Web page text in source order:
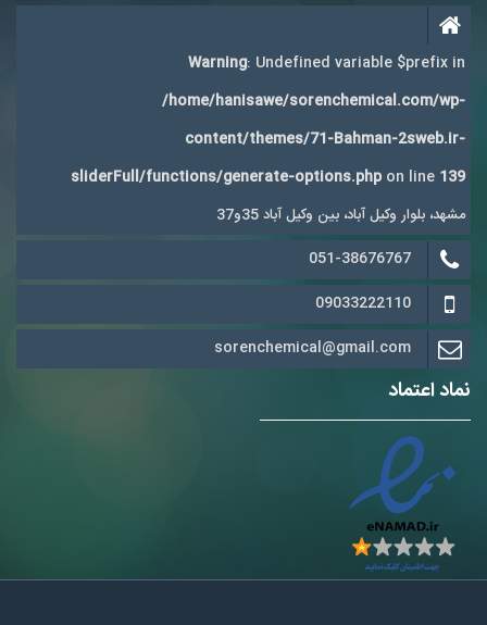
Warning: Undefined variable $prefix in
/home/hanisawe/sorenchemical.com/wp-
content/themes/71-Bahman-2sweb.ir-
sliderFull/functions/generate-options.php on line 139
مشهد، بلوار وکیل آباد، بین وکیل آباد 35و37
051-38676767
09033222110
sorenchemical@gmail.com
نماد اعتماد